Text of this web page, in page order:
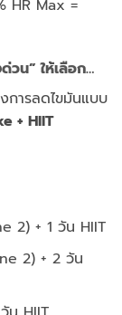
HR Max =
วน” ให้เลือก…
การลดไขมันแบบ
+ HIIT
2) + 1 วัน HIIT
2) + 2 วัน